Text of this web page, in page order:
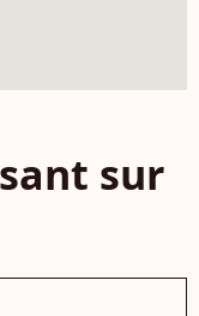
sur